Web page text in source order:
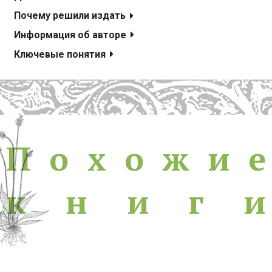
Почему решили издать
Информация об авторе
Ключевые понятия
Похожие книги
П о х о ж и е
к
н и г и